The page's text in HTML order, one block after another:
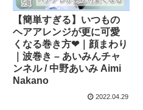
【簡単すぎる】いつもの
ヘアアレンジが更に可愛
くなる巻き方❤︎｜顔まわり
｜波巻き – あいみんチャ
ンネル / 中野あいみ Aimi
Nakano
2022.04.29